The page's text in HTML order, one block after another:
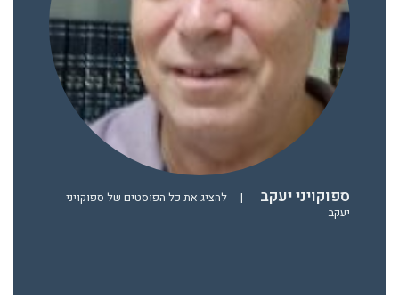
ספוקויני יעקב |
להציג את כל הפוסטים של ספוקויני
יעקב